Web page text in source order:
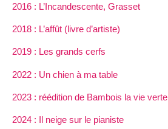
2016 : L’Incandescente, Grasset
2018 : L’affût (livre d’artiste)
2019 : Les grands cerfs
2022 : Un chien à ma table
2023 : réédition de Bambois la vie verte
2024 : Il neige sur le pianiste